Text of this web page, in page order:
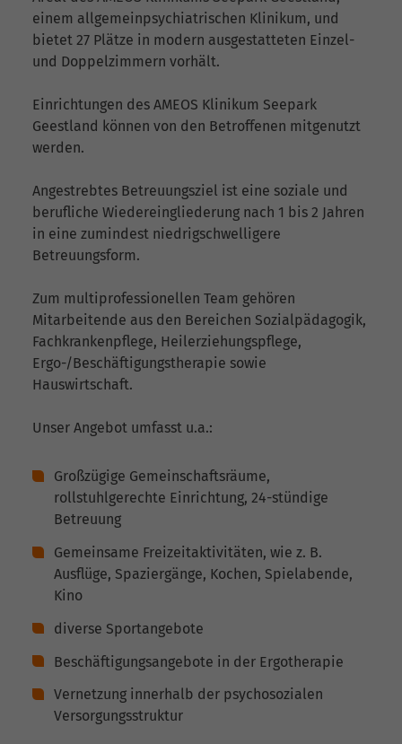
einem allgemeinpsychiatrischen Klinikum, und
bietet 27 Plätze in modern ausgestatteten Einzel-
und Doppelzimmern vorhält.
Einrichtungen des AMEOS Klinikum Seepark
Geestland können von den Betroffenen mitgenutzt
werden.
Angestrebtes Betreuungsziel ist eine soziale und
berufliche Wiedereingliederung nach 1 bis 2 Jahren
in eine zumindest niedrigschwelligere
Betreuungsform.
Zum multiprofessionellen Team gehören
Mitarbeitende aus den Bereichen Sozialpädagogik,
Fachkrankenpflege, Heilerziehungspflege,
Ergo-/Beschäftigungstherapie sowie
Hauswirtschaft.
Unser Angebot umfasst u.a.:
Großzügige Gemeinschaftsräume,
rollstuhlgerechte Einrichtung, 24-stündige
Betreuung
Gemeinsame Freizeitaktivitäten, wie z. B.
Ausflüge, Spaziergänge, Kochen, Spielabende,
Kino
diverse Sportangebote
Beschäftigungsangebote in der Ergotherapie
Vernetzung innerhalb der psychosozialen
Versorgungsstruktur